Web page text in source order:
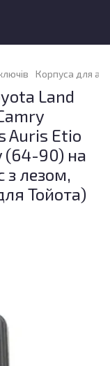
Корпуса для
Land
Auris Etio
(64-90) на
з лезом,
Тойота)